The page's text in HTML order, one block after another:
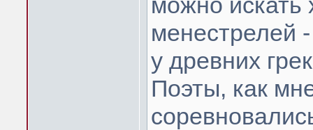
менестрелей
у древних
Поэты, как